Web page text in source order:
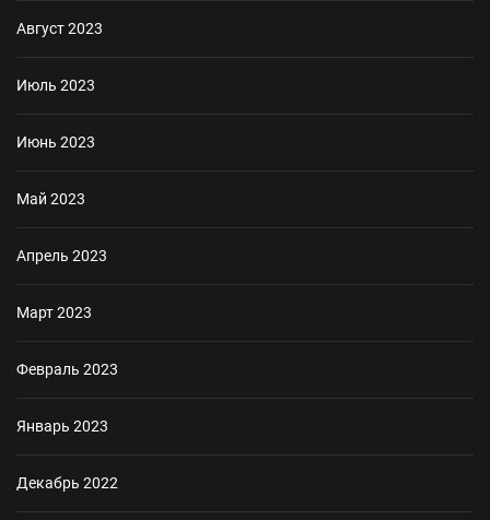
Август 2023
Июль 2023
Июнь 2023
Май 2023
Апрель 2023
Март 2023
Февраль 2023
Январь 2023
Декабрь 2022